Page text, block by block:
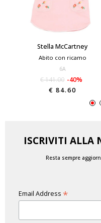
Stella McCartney
Abito con ricamo
6A
€ 141.00 -40%
€ 84.60
ISCRIVITI ALLA
Resta sempre
Email Address *